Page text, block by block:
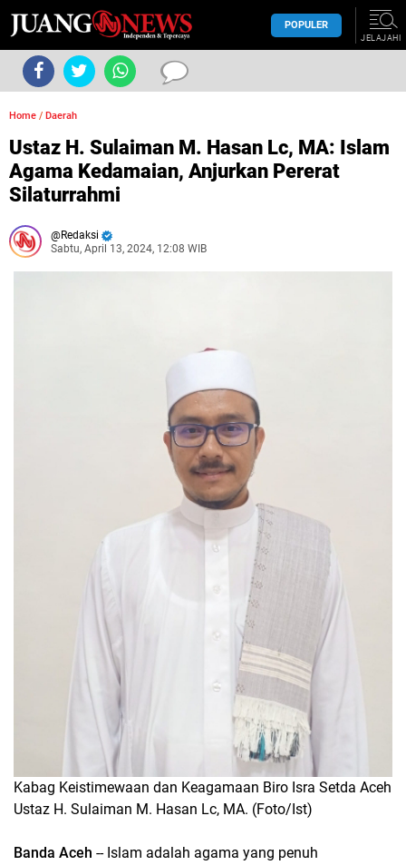
POPULER
JELAJAHI
Home / Daerah
Ustaz H. Sulaiman M. Hasan Lc, MA: Islam
Agama Kedamaian, Anjurkan Pererat
Silaturrahmi
Redaksi
Sabtu, April 13, 2024, 12:08 WIB
Kabag Keistimewaan dan Keagamaan Biro Isra Setda Aceh
Ustaz H. Sulaiman M. Hasan Lc, MA. (Foto/Ist)
Banda Aceh -- Islam adalah agama yang penuh